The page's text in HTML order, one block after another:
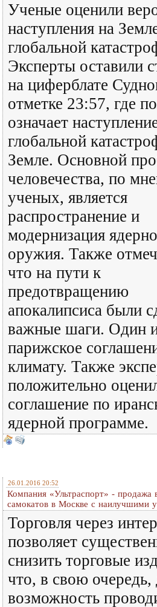
Ученые оценили
наступления на
глобальной
Эксперты оставили
на циферблате
отметке 23:57, где
означает
глобальной
Земле. Основной
человечества, по
ученых, является
распространение и
модернизация
оружия. Также
что на пути к
предотвращению
апокалипсиса были
важные шаги. Один
парижское
климату. Также
положительно
соглашение по
ядерной программе.
26.01.2016 20:52
Компания «Ультраспорт» - продажа
самокатов в Москве с наилучшими
Торговля через
позволяет
снизить торговые
что, в свою очередь,
возможность